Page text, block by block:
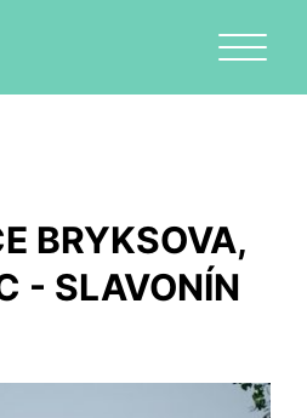
BRYKSOVA,
- SLAVONÍN